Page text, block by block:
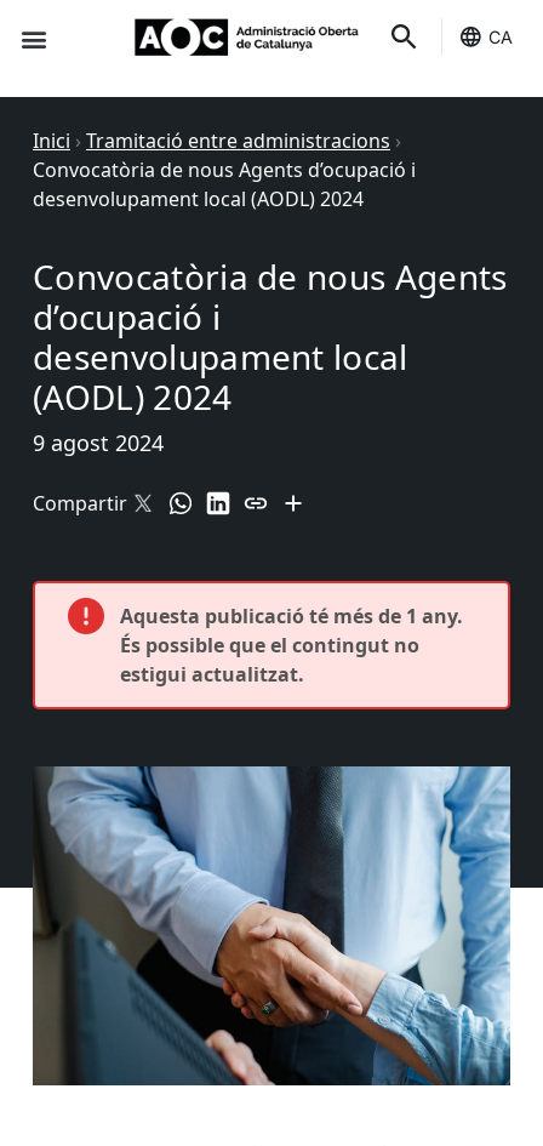
CA
Inici › Tramitació entre administracions ›
Convocatòria de nous Agents d’ocupació i
desenvolupament local (AODL) 2024
Convocatòria de nous Agents
d’ocupació i
desenvolupament local
(AODL) 2024
9 agost 2024
Compartir
Aquesta publicació té més de 1 any.
És possible que el contingut no
estigui actualitzat.